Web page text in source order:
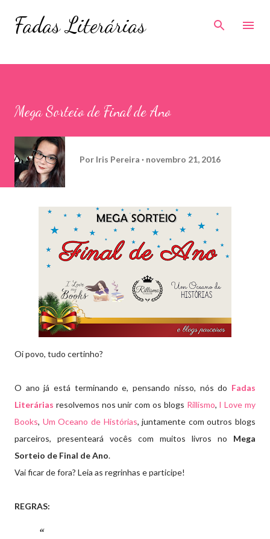
Pular para o conteúdo principal
Fadas Literárias
Mega Sorteio de Final de Ano
Por Iris Pereira novembro 21, 2016
Oi povo, tudo certinho?
O ano já está terminando e, pensando nisso, nós do Fadas
Literárias resolvemos nos unir com os blogs Rillismo, I Love my
Books, Um Oceano de Histórias, juntamente com outros blogs
parceiros, presenteará vocês com muitos livros no Mega
Sorteio de Final de Ano.
Vai ficar de fora? Leia as regrinhas e participe!
REGRAS: